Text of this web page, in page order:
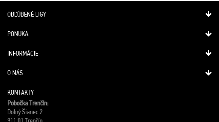
OBĽÚBENÉ LIGY
PONUKA
INFORMÁCIE
O NÁS
KONTAKTY
Pobočka Trenčín:
Dolný Šianec 2